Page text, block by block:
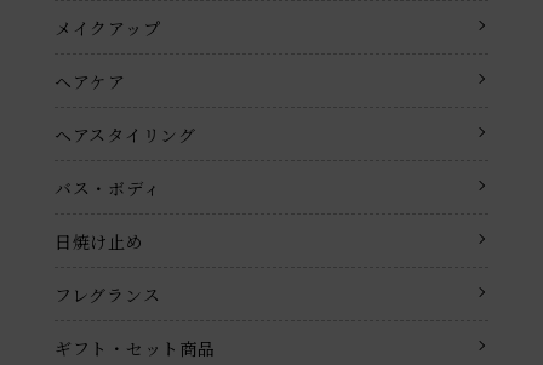
メイクアップ
ヘアケア
ヘアスタイリング
バス・ボディ
日焼け止め
フレグランス
ギフト・セット商品